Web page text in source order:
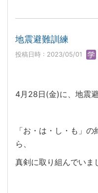
地震避難訓練
投稿日時 : 2023/05/01
4月28日(金)に、地震
「お・は・し・も」
ら、
真剣に取り組んでいま